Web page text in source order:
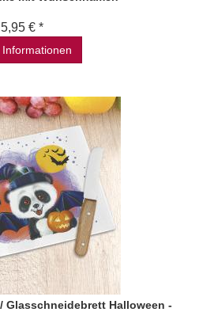
5,95 € *
Informationen
Glasschneidebrett Halloween -